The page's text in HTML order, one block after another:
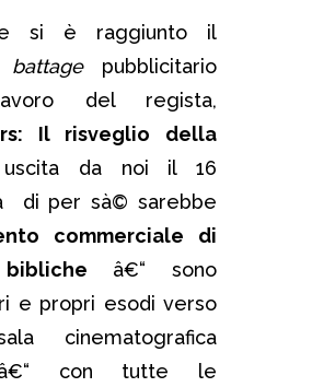
si è raggiunto il
battagepubblicitario
del regista,
Il risveglio della
uscita da noi il 16
di per sà© sarebbe
commerciale di
â€“ sono
e propri esodi verso
cinematografica
â€“ con tutte le